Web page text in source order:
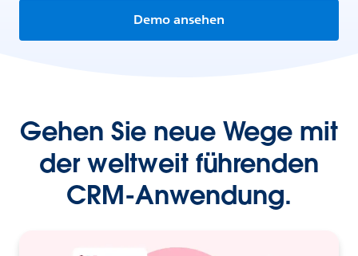
Demo ansehen
Gehen Sie neue Wege mit
der weltweit führenden
CRM-Anwendung.